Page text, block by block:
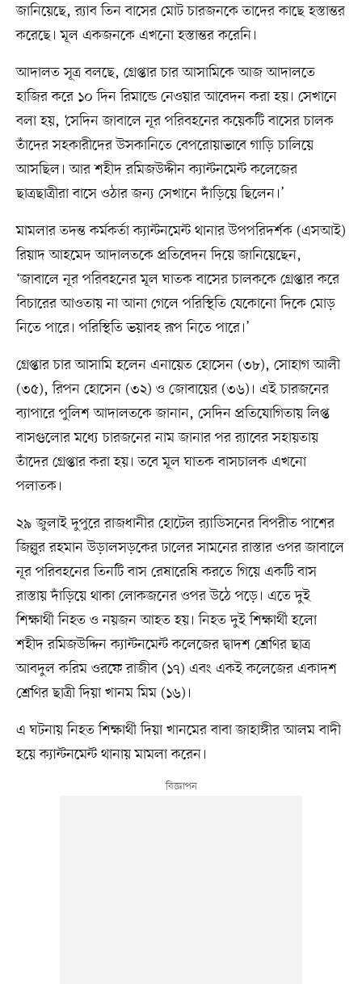
জানিয়েছে, র‍্যাব তিন বাসের মোট চারজনকে তাদের কাছে হস্তান্তর
করেছে। মূল একজনকে এখনো হস্তান্তর করেনি।
আদালত সূত্র বলছে, গ্রেপ্তার চার আসামিকে আজ আদালতে
হাজির করে ১০ দিন রিমান্ডে নেওয়ার আবেদন করা হয়। সেখানে
বলা হয়, ‘সেদিন জাবালে নূর পরিবহনের কয়েকটি বাসের চালক
তাঁদের সহকারীদের উসকানিতে বেপরোয়াভাবে গাড়ি চালিয়ে
আসছিল। আর শহীদ রমিজউদ্দীন ক্যান্টনমেন্ট কলেজের
ছাত্রছাত্রীরা বাসে ওঠার জন্য সেখানে দাঁড়িয়ে ছিলেন।’
মামলার তদন্ত কর্মকর্তা ক্যান্টনমেন্ট থানার উপপরিদর্শক (এসআই)
রিয়াদ আহমেদ আদালতকে প্রতিবেদন দিয়ে জানিয়েছেন,
‘জাবালে নূর পরিবহনের মূল ঘাতক বাসের চালককে গ্রেপ্তার করে
বিচারের আওতায় না আনা গেলে পরিস্থিতি যেকোনো দিকে মোড়
নিতে পারে। পরিস্থিতি ভয়াবহ রূপ নিতে পারে।’
গ্রেপ্তার চার আসামি হলেন এনায়েত হোসেন (৩৮), সোহাগ আলী
(৩৫), রিপন হোসেন (৩২) ও জোবায়ের (৩৬)। এই চারজনের
ব্যাপারে পুলিশ আদালতকে জানান, সেদিন প্রতিযোগিতায় লিপ্ত
বাসগুলোর মধ্যে চারজনের নাম জানার পর র‍্যাবের সহায়তায়
তাঁদের গ্রেপ্তার করা হয়। তবে মূল ঘাতক বাসচালক এখনো
পলাতক।
২৯ জুলাই দুপুরে রাজধানীর হোটেল র‍্যাডিসনের বিপরীত পাশের
জিল্লুর রহমান উড়ালসড়কের ঢালের সামনের রাস্তার ওপর জাবালে
নূর পরিবহনের তিনটি বাস রেষারেষি করতে গিয়ে একটি বাস
রাস্তায় দাঁড়িয়ে থাকা লোকজনের ওপর উঠে পড়ে। এতে দুই
শিক্ষার্থী নিহত ও নয়জন আহত হয়। নিহত দুই শিক্ষার্থী হলো
শহীদ রমিজউদ্দিন ক্যান্টনমেন্ট কলেজের দ্বাদশ শ্রেণির ছাত্র
আবদুল করিম ওরফে রাজীব (১৭) এবং একই কলেজের একাদশ
শ্রেণির ছাত্রী দিয়া খানম মিম (১৬)।
এ ঘটনায় নিহত শিক্ষার্থী দিয়া খানমের বাবা জাহাঙ্গীর আলম বাদী
হয়ে ক্যান্টনমেন্ট থানায় মামলা করেন।